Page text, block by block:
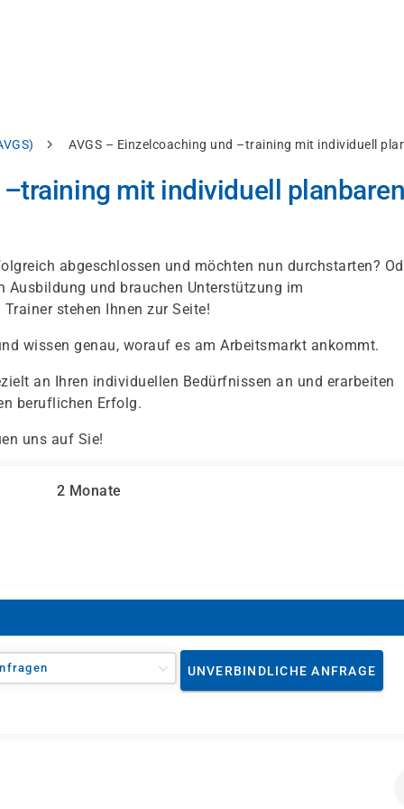
AVGS – Einzelcoaching und –training mit individuell
mit individuell
abgeschlossen und möchten nun durchstarten?
Ausbildung und brauchen Unterstützung im
stehen Ihnen zur Seite!
wissen genau, worauf es am Arbeitsmarkt ankommt.
an Ihren individuellen Bedürfnissen an und erarbeiten
beruflichen Erfolg.
uns auf Sie!
2 Monate
UNVERBINDLICHE ANFRAGE